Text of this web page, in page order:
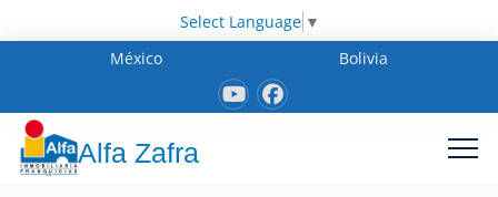
Select Language ▼
México
Bolivia
Alfa Zafra